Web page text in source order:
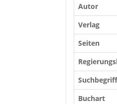
Autor
Verlag
Seiten
Suchbegriff
Buchart